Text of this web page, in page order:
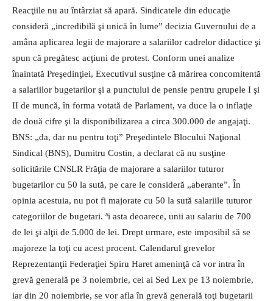
Reacţiile nu au întârziat să apară. Sindicatele din educaţie
consideră „incredibilă şi unică în lume” decizia Guvernului de a
amâna aplicarea legii de majorare a salariilor cadrelor didactice şi
spun că pregătesc acţiuni de protest. Conform unei analize
înaintată Preşedinţiei, Executivul susţine că mărirea concomitentă
a salariilor bugetarilor şi a punctului de pensie pentru grupele I şi
II de muncă, în forma votată de Parlament, va duce la o inflaţie
de două cifre şi la disponibilizarea a circa 300.000 de angajaţi.
BNS: „da, dar nu pentru toţi” Preşedintele Blocului Naţional
Sindical (BNS), Dumitru Costin, a declarat că nu susţine
solicitările CNSLR Frăţia de majorare a salariilor tuturor
bugetarilor cu 50 la sută, pe care le consideră „aberante”. În
opinia acestuia, nu pot fi majorate cu 50 la sută salariile tuturor
categoriilor de bugetari. ªi asta deoarece, unii au salariu de 700
de lei şi alţii de 5.000 de lei. Drept urmare, este imposibil să se
majoreze la toţi cu acest procent. Calendarul grevelor
Reprezentanţii Federaţiei Spiru Haret ameninţă că vor intra în
grevă generală pe 3 noiembrie, cei ai Sed Lex pe 13 noiembrie,
iar din 20 noiembrie, se vor afla în grevă generală toţi bugetarii